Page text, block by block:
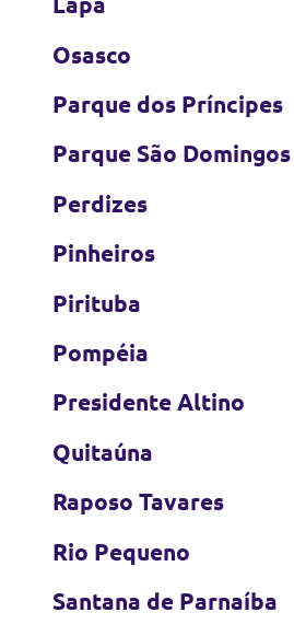
Osasco
Parque dos Príncipes
Parque São Domingos
Perdizes
Pinheiros
Pirituba
Pompéia
Presidente Altino
Quitaúna
Raposo Tavares
Rio Pequeno
Santana de Parnaíba